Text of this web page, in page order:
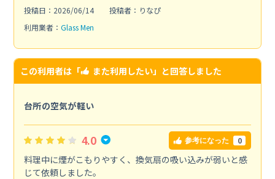
投稿日：2026/06/14
投稿者：りなぴ
利用業者： Glass Men
この利用者は「 また利用したい」と回答しました
台所の空気が軽い
4.0 参考になった 0
料理中に煙がこもりやすく、換気扇の吸い込みが弱いと感
じて依頼しました。